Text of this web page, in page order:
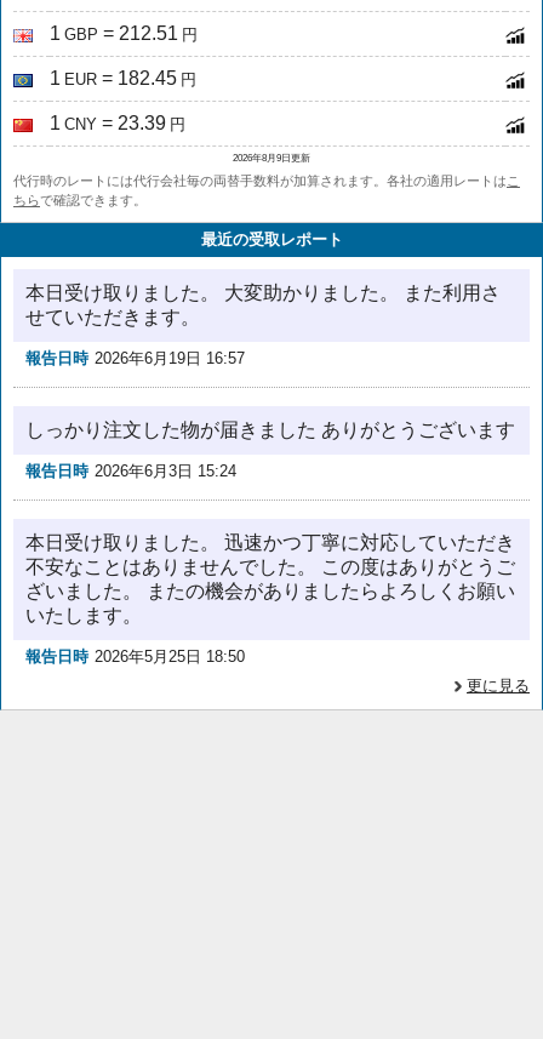
1 GBP = 212.51 円
1 EUR = 182.45 円
1 CNY = 23.39 円
2026年8月9日更新
代行時のレートには代行会社毎の両替手数料が加算されます。各社の適用レートは こ
ちらで確認できます。
最近の受取レポート
本日受け取りました。 大変助かりました。 また利用さ
せていただきます。
報告日時 2026年6月19日 16:57
しっかり注文した物が届きました ありがとうございます
報告日時 2026年6月3日 15:24
本日受け取りました。 迅速かつ丁寧に対応していただき
不安なことはありませんでした。 この度はありがとうご
ざいました。 またの機会がありましたらよろしくお願い
いたします。
報告日時 2026年5月25日 18:50
更に見る